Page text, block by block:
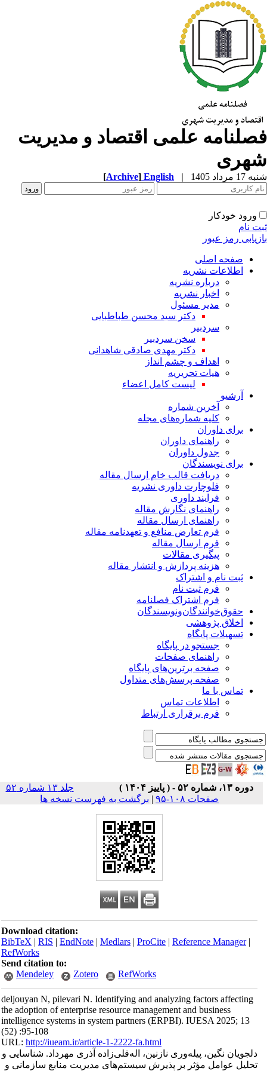
علمی اقتصاد و مدیریت
مرداد 1405 |
English
[Archive]
ورود خودکار
نام
رمز عبور
صفحه اصلی
اطلاعات نشریه
درباره نشریه
اخبار نشریه
مدیر مسئول
دکتر سید محسن طباطبایی
سردبیر
سخن سردبیر
دکتر مهدی صادقی شاهدانی
اهداف و چشم انداز
هیات تحریریه
لیست کامل اعضاء
آرشیو
آخرین شماره
کلیه شماره‌های مجله
برای داوران
راهنمای داوران
جدول داوران
برای نویسندگان
دریافت قالب خام ارسال مقاله
فلوچارت داوری نشریه
فرایند داوری
راهنمای نگارش مقاله
راهنمای ارسال مقاله
فرم تعارض منافع و تعهدنامه مقاله
فرم ارسال مقاله
پیگیری مقالات
هزینه پردازش و انتشار مقاله
ثبت نام و اشتراک
فرم ثبت نام
فرم اشتراک فصلنامه
حقوق‌خوانندگان‌و‌نویسندگان
اخلاق پژوهشی
تسهیلات پایگاه
جستجو در پایگاه
راهنمای صفحات
صفحه برترین‌های پایگاه
صفحه پرسش‌های متداول
تماس با ما
اطلاعات تماس
فرم برقراری ارتباط
دوره ۱۳، شماره ۵۲ - ( پاییز ۱۴۰۴ )
جلد ۱۳ شماره ۵۲
صفحات ۱۰۸-۹۵
|برگشت به فهرست نسخه ها
Download citation:
BibTeX|RIS|EndNote|Medlars|ProCite|Reference Manager
RefWorks
Send citation to:
Mendeley
Zotero RefWorks
deljouyan N, pilevari N. Identifying and analyzing factors affecting
the adoption of enterprise resource management and business
intelligence systems in system partners (ERPBI). IUESA 2025; 13
(52) :95-108
URL:http://iueam.ir/article-1-2222-fa.html
دلجویان نگین، پیله‌وری نازنین، اله‌قلی‌زاده آذری مهرداد. شناسایی و
تحلیل عوامل مؤثر بر پذیرش سیستم‌های مدیریت منابع سازمانی و